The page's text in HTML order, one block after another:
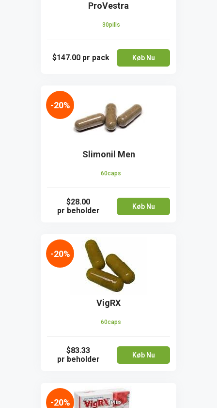
ProVestra
30pills
$147.00 pr pack Køb Nu
Slimonil Men
60caps
$28.00
pr beholder
Køb Nu
-20%
VigRX
60caps
$83.33
pr beholder
Køb Nu
-20%
-20%